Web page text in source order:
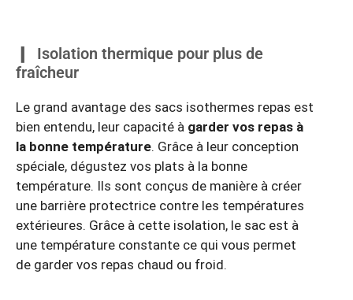
Isolation thermique pour plus de
fraîcheur
Le grand avantage des sacs isothermes repas est
bien entendu, leur capacité à garder vos repas à
la bonne température. Grâce à leur conception
spéciale, dégustez vos plats à la bonne
température. Ils sont conçus de manière à créer
une barrière protectrice contre les températures
extérieures. Grâce à cette isolation, le sac est à
une température constante ce qui vous permet
de garder vos repas chaud ou froid.